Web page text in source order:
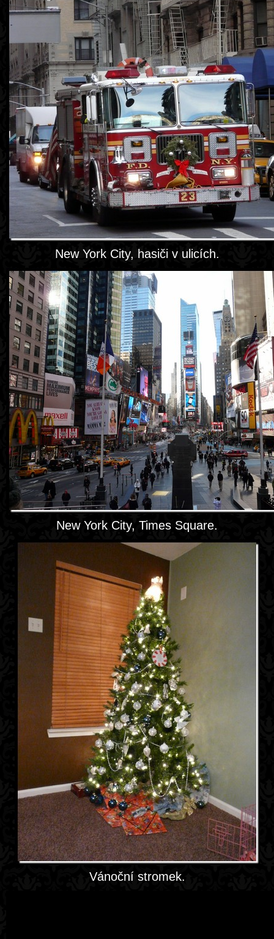
New York City, hasiči v ulicích.
New York City, Times Square.
Vánoční stromek.